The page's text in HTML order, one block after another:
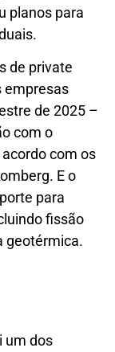
planos para
de private
empresas
de 2025 –
com o
com os
E o
para
fissão
geotérmica.
um dos